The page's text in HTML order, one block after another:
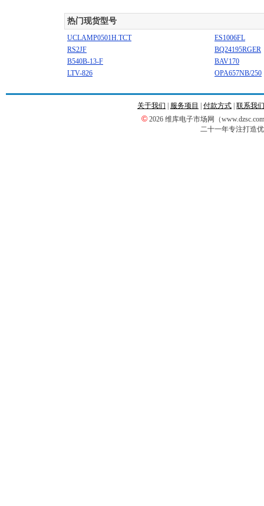
热门现货型号
UCLAMP0501H.TCT
ES1006FL
RS2JF
BQ24195RGER
B540B-13-F
BAV170
LTV-826
OPA657NB/250
关于我们 服务项目 付款方式 联系我们
© 2026 维库电子市场网（
二十一年专注打造